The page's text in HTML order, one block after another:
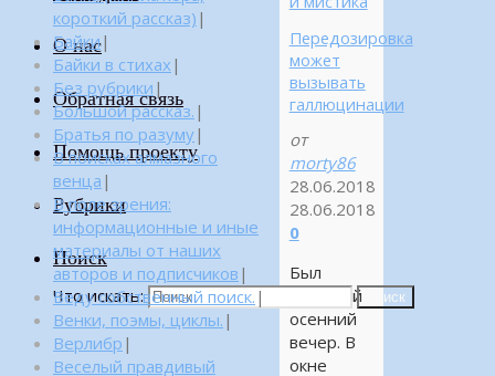
О нас
Обратная связь
Помощь проекту
Рубрики
Поиск
Что искать: Поиск
Передозировка
может
вызывать
галлюцинации
от
morty86
28.06.2018
28.06.2018
0
Был
обычный
осенний
вечер. В
окне
короткий рассказ) |
Байки|
Байки в стихах |
Без рубрики |
Большой рассказ. |
Братья по разуму|
В поисках алмазного
венца |
В поле зрения:
информационные и иные
материалы от наших
авторов и подписчиков |
Веду собственный поиск. |
Венки, поэмы, циклы. |
Верлибр |
Веселый правдивый